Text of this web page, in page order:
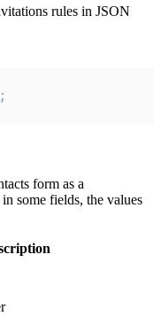
rules in JSON
form as a
some fields, the values